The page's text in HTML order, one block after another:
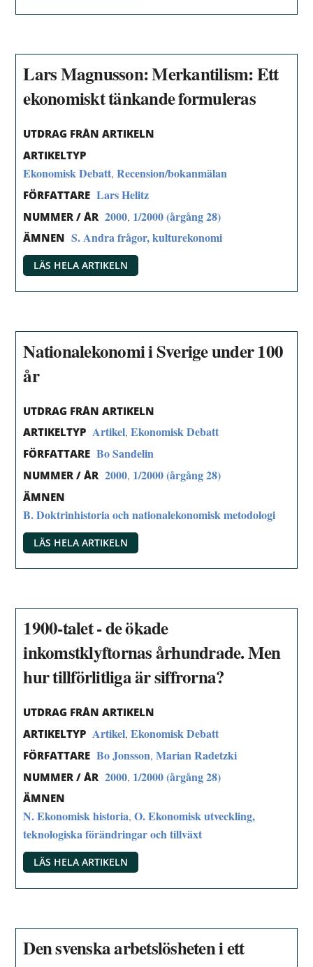
Lars Magnusson: Merkantilism: Ett
ekonomiskt tänkande formuleras
UTDRAG FRÅN ARTIKELN
ARTIKELTYP
Ekonomisk Debatt,Recension/bokanmälan
FÖRFATTARE Lars Helitz
NUMMER / ÅR 2000, 1/2000 (årgång 28)
ÄMNEN S. Andra frågor, kulturekonomi
LÄS HELA ARTIKELN
Nationalekonomi i Sverige under 100
år
UTDRAG FRÅN ARTIKELN
ARTIKELTYP Artikel,Ekonomisk Debatt
FÖRFATTARE Bo Sandelin
NUMMER / ÅR 2000, 1/2000 (årgång 28)
ÄMNEN
B. Doktrinhistoria och nationalekonomisk metodologi
LÄS HELA ARTIKELN
1900-talet - de ökade
inkomstklyftornas århundrade. Men
hur tillförlitliga är siffrorna?
UTDRAG FRÅN ARTIKELN
ARTIKELTYP Artikel,Ekonomisk Debatt
FÖRFATTARE Bo Jonsson,Marian Radetzki
NUMMER / ÅR 2000, 1/2000 (årgång 28)
ÄMNEN
N. Ekonomisk historia,O. Ekonomisk utveckling,
teknologiska förändringar och tillväxt
LÄS HELA ARTIKELN
Den svenska arbetslösheten i ett